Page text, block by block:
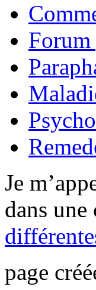
Forum
Je
dans
page